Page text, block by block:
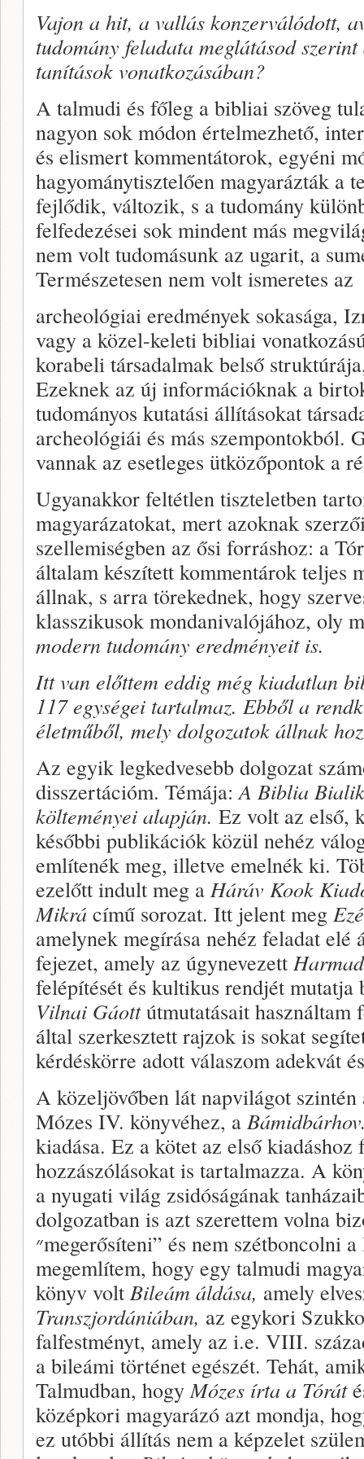
Vajon a hit, a vallás konzerválódott,
tudomány feladata meglátásod
tanítások vonatkozásában?
A talmudi és főleg a bibliai szöveg
nagyon sok módon értelmezhető,
és elismert kommentátorok, egyéni
hagyománytisztelően magyarázták a
fejlődik, változik, s a tudomány
felfedezései sok mindent más
nem volt tudomásunk az ugarit, a
Természetesen nem volt ismeretes az
archeológiai eredmények sokasága,
vagy a közel-keleti bibliai
korabeli társadalmak belső
Ezeknek az új információknak a
tudományos kutatási állításokat
archeológiái és más szempontokból.
vannak az esetleges ütközőpontok a
Ugyanakkor feltétlen tiszteletben
magyarázatokat, mert azoknak
szellemiségben az ősi forráshoz: a
általam készített kommentárok teljes
állnak, s arra törekednek, hogy
klasszikusok mondanivalójához, oly
modern tudomány eredményeit is.
Itt van előttem eddig még kiadatlan
117 egységei tartalmaz. Ebből a
életműből, mely dolgozatok állnak
Az egyik legkedvesebb dolgozat
disszertációm. Témája:A Biblia
költeményei alapján. Ez volt az első,
későbbi publikációk közül nehéz
említenék meg, illetve emelnék ki.
ezelőtt indult meg a Háráv Kook
Mikrá című sorozat. Itt jelent meg
amelynek megírása nehéz feladat
fejezet, amely az úgynevezett
felépítését és kultikus rendjét mutatja
Vilnai Gáottútmutatásait használtam
által szerkesztett rajzok is sokat
kérdéskörre adott válaszom adekvát
A közeljövőben lát napvilágot
Mózes IV. könyvéhez, a
kiadása. Ez a kötet az első kiadáshoz
hozzászólásokat is tartalmazza. A
a nyugati világ zsidóságának
dolgozatban is azt szerettem volna
״megerősíteni” és nem szétboncolni a Bibliát. Példaképpen
megemlítem, hogy egy talmudi
könyv volt Bileám áldása, amely
Transzjordániában, az egykori
falfestményt, amely az i.e. VIII.
a bileámi történet egészét. Tehát,
Talmudban, hogyMózes írta a Tórát
középkori magyarázó azt mondja,
ez utóbbi állítás nem a képzelet